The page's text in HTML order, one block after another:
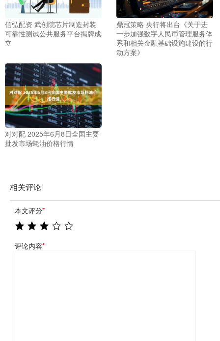
信弘配资 武创院芯片制造封装
可靠性测试公共服务平台揭牌成
立
鼎冠策略 央行将出台《关于进
一步加强数字人民币管理服务体
系和相关金融基础设施建设的行
动方案》
对对配 2025年6月8日全国主要
批发市场蚝油价格行情
相关评论
本文评分*
评论内容*